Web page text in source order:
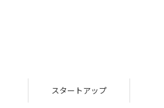
スタートアップ